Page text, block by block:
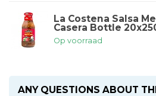
La Costena Salsa
Casera Bottle
Op voorraad
ANY QUESTIONS ABOUT